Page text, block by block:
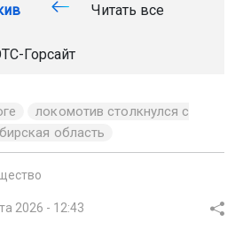
Читать все
Горсайт
локомотив столкнулся с
область
2026 - 12:43